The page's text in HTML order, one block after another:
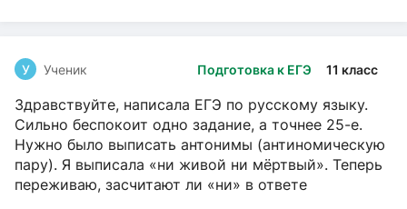
Подготовка к ЕГЭ 11 класс
У Ученик
Здравствуйте, написала ЕГЭ по русскому языку.
Сильно беспокоит одно задание, а точнее 25-е.
Нужно было выписать антонимы (антиномическую
пару). Я выписала «ни живой ни мёртвый». Теперь
переживаю, засчитают ли «ни» в ответе